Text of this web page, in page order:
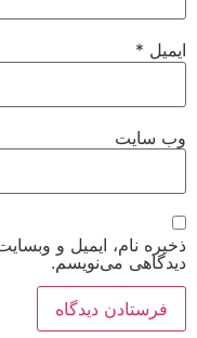
ایمیل*
وب‌ سایت
ذخیره نام، ایمیل و
دیدگاهی می‌نویسم.